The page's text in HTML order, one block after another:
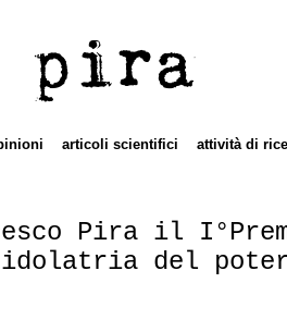
pira
articoli scientifici attività di
Pira il
del